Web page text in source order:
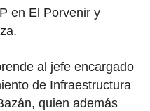
en El Porvenir y
al jefe encargado
de Infraestructura
quien además